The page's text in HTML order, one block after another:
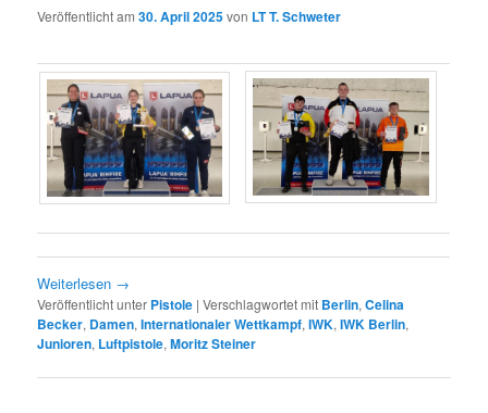
Veröffentlicht am30. April 2025von LT T. Schweter
Weiterlesen →
Veröffentlicht unter Pistole |Verschlagwortet mit Berlin,Celina
Becker, Damen,Internationaler Wettkampf,IWK,IWK Berlin,
Junioren, Luftpistole,Moritz Steiner